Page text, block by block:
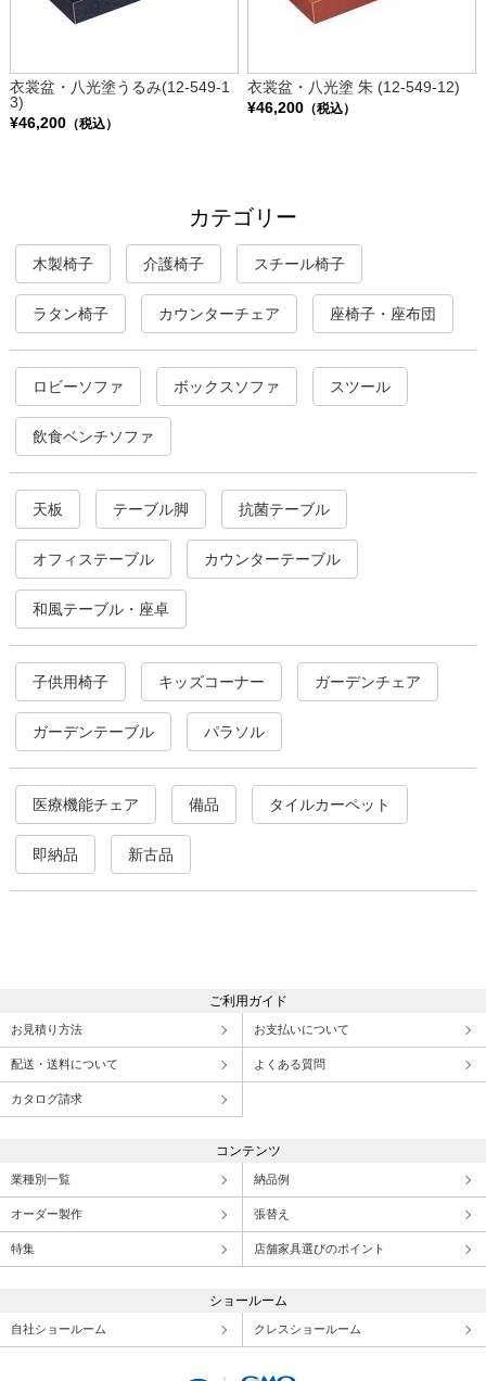
衣裳盆・八光塗うるみ(12-549-1
3)
¥46,200（税込）
衣裳盆・八光塗 朱 (12-549-12)
¥46,200 （税込）
カテゴリー
木製椅子 介護椅子 スチール椅子
ラタン椅子 カウンターチェア 座椅子・座布団
ロビーソファ ボックスソファ スツール
飲食ベンチソファ
天板 テーブル脚 抗菌テーブル
オフィステーブル カウンターテーブル
和風テーブル・座卓
子供用椅子 キッズコーナー ガーデンチェア
ガーデンテーブル パラソル
医療機能チェア 備品 タイルカーペット
即納品 新古品
ご利用ガイド
お見積り方法 お支払いについて
配送・送料について よくある質問
カタログ請求
コンテンツ
業種別一覧 納品例
オーダー製作 張替え
特集 店舗家具選びのポイント
ショールーム
自社ショールーム クレスショールーム